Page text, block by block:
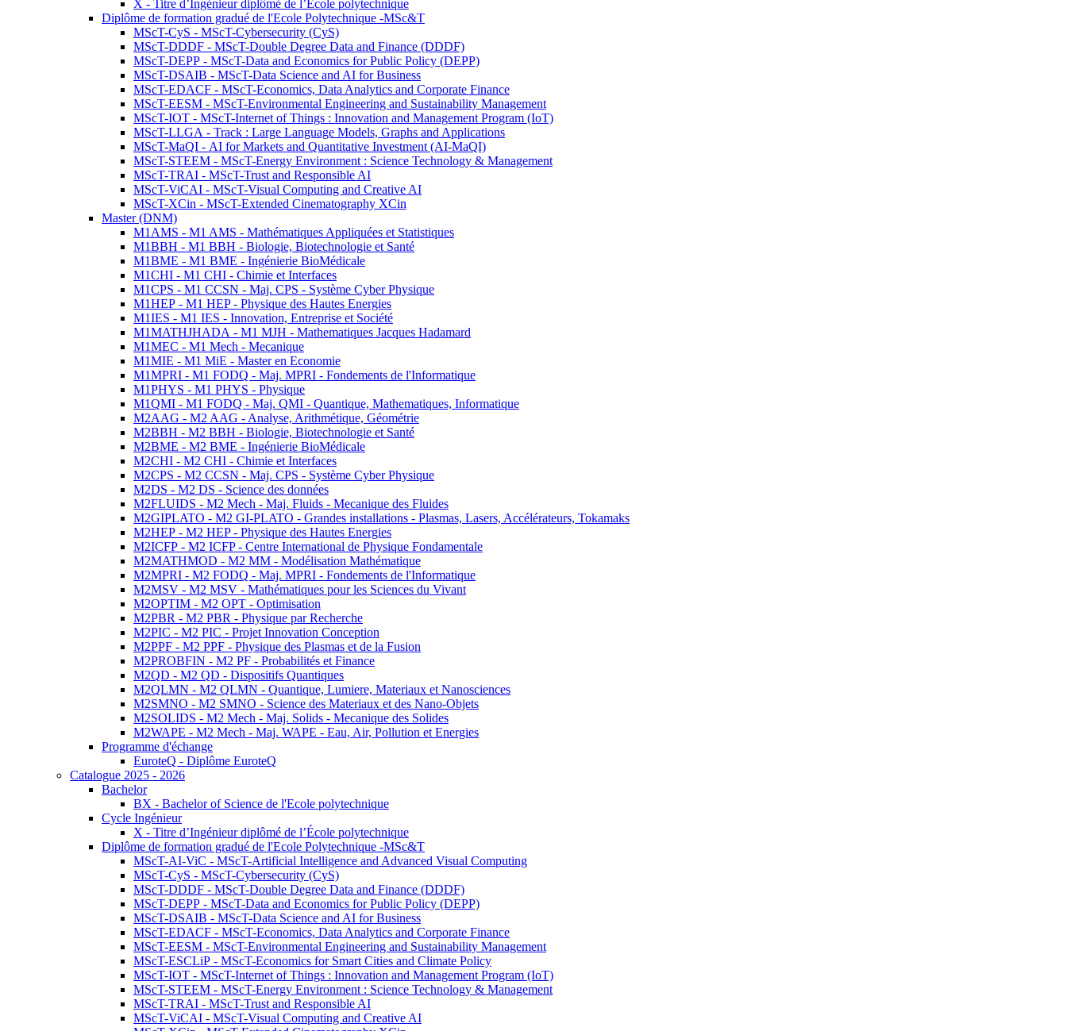
X - Titre d’Ingénieur diplômé de l’École polytechnique
Diplôme de formation gradué de l'Ecole Polytechnique -MSc&T
MScT-CyS - MScT-Cybersecurity (CyS)
MScT-DDDF - MScT-Double Degree Data and Finance (DDDF)
MScT-DEPP - MScT-Data and Economics for Public Policy (DEPP)
MScT-DSAIB - MScT-Data Science and AI for Business
MScT-EDACF - MScT-Economics, Data Analytics and Corporate Finance
MScT-EESM - MScT-Environmental Engineering and Sustainability Management
MScT-IOT - MScT-Internet of Things : Innovation and Management Program (IoT)
MScT-LLGA - Track : Large Language Models, Graphs and Applications
MScT-MaQI - AI for Markets and Quantitative Investment (AI-MaQI)
MScT-STEEM - MScT-Energy Environment : Science Technology & Management
MScT-TRAI - MScT-Trust and Responsible AI
MScT-ViCAI - MScT-Visual Computing and Creative AI
MScT-XCin - MScT-Extended Cinematography XCin
Master (DNM)
M1AMS - M1 AMS - Mathématiques Appliquées et Statistiques
M1BBH - M1 BBH - Biologie, Biotechnologie et Santé
M1BME - M1 BME - Ingénierie BioMédicale
M1CHI - M1 CHI - Chimie et Interfaces
M1CPS - M1 CCSN - Maj. CPS - Système Cyber Physique
M1HEP - M1 HEP - Physique des Hautes Energies
M1IES - M1 IES - Innovation, Entreprise et Société
M1MATHJHADA - M1 MJH - Mathematiques Jacques Hadamard
M1MEC - M1 Mech - Mecanique
M1MIE - M1 MiE - Master en Economie
M1MPRI - M1 FODQ - Maj. MPRI - Fondements de l'Informatique
M1PHYS - M1 PHYS - Physique
M1QMI - M1 FODQ - Maj. QMI - Quantique, Mathematiques, Informatique
M2AAG - M2 AAG - Analyse, Arithmétique, Géométrie
M2BBH - M2 BBH - Biologie, Biotechnologie et Santé
M2BME - M2 BME - Ingénierie BioMédicale
M2CHI - M2 CHI - Chimie et Interfaces
M2CPS - M2 CCSN - Maj. CPS - Système Cyber Physique
M2DS - M2 DS - Science des données
M2FLUIDS - M2 Mech - Maj. Fluids - Mecanique des Fluides
M2GIPLATO - M2 GI-PLATO - Grandes installations - Plasmas, Lasers, Accélérateurs, Tokamaks
M2HEP - M2 HEP - Physique des Hautes Energies
M2ICFP - M2 ICFP - Centre International de Physique Fondamentale
M2MATHMOD - M2 MM - Modélisation Mathématique
M2MPRI - M2 FODQ - Maj. MPRI - Fondements de l'Informatique
M2MSV - M2 MSV - Mathématiques pour les Sciences du Vivant
M2OPTIM - M2 OPT - Optimisation
M2PBR - M2 PBR - Physique par Recherche
M2PIC - M2 PIC - Projet Innovation Conception
M2PPF - M2 PPF - Physique des Plasmas et de la Fusion
M2PROBFIN - M2 PF - Probabilités et Finance
M2QD - M2 QD - Dispositifs Quantiques
M2QLMN - M2 QLMN - Quantique, Lumiere, Materiaux et Nanosciences
M2SMNO - M2 SMNO - Science des Materiaux et des Nano-Objets
M2SOLIDS - M2 Mech - Maj. Solids - Mecanique des Solides
M2WAPE - M2 Mech - Maj. WAPE - Eau, Air, Pollution et Energies
Programme d'échange
EuroteQ - Diplôme EuroteQ
Catalogue 2025 - 2026
Bachelor
BX - Bachelor of Science de l'Ecole polytechnique
Cycle Ingénieur
X - Titre d’Ingénieur diplômé de l’École polytechnique
Diplôme de formation gradué de l'Ecole Polytechnique -MSc&T
MScT-AI-ViC - MScT-Artificial Intelligence and Advanced Visual Computing
MScT-CyS - MScT-Cybersecurity (CyS)
MScT-DDDF - MScT-Double Degree Data and Finance (DDDF)
MScT-DEPP - MScT-Data and Economics for Public Policy (DEPP)
MScT-DSAIB - MScT-Data Science and AI for Business
MScT-EDACF - MScT-Economics, Data Analytics and Corporate Finance
MScT-EESM - MScT-Environmental Engineering and Sustainability Management
MScT-ESCLiP - MScT-Economics for Smart Cities and Climate Policy
MScT-IOT - MScT-Internet of Things : Innovation and Management Program (IoT)
MScT-STEEM - MScT-Energy Environment : Science Technology & Management
MScT-TRAI - MScT-Trust and Responsible AI
MScT-ViCAI - MScT-Visual Computing and Creative AI